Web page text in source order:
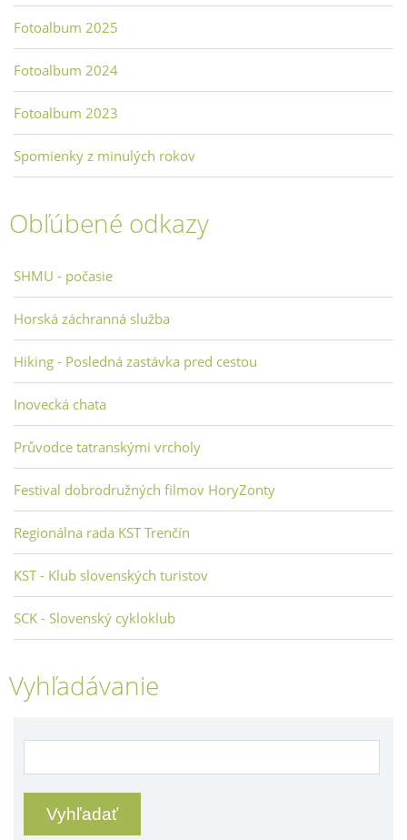
Fotoalbum 2025
Fotoalbum 2024
Fotoalbum 2023
Spomienky z minulých rokov
Obľúbené odkazy
SHMU - počasie
Horská záchranná služba
Hiking - Posledná zastávka pred cestou
Inovecká chata
Průvodce tatranskými vrcholy
Festival dobrodružných filmov HoryZonty
Regionálna rada KST Trenčín
KST - Klub slovenských turistov
SCK - Slovenský cykloklub
Vyhľadávanie